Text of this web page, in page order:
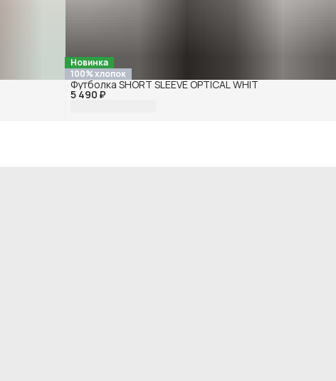
Новинка
100% хлопок
5 490 ₽
Футболка SHORT SLEEVE OPTICAL WHIT